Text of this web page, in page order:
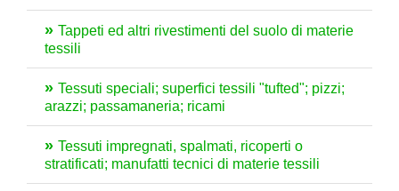
Tappeti ed altri rivestimenti del suolo di materie
tessili
Tessuti speciali; superfici tessili "tufted"; pizzi;
arazzi; passamaneria; ricami
Tessuti impregnati, spalmati, ricoperti o
stratificati; manufatti tecnici di materie tessili